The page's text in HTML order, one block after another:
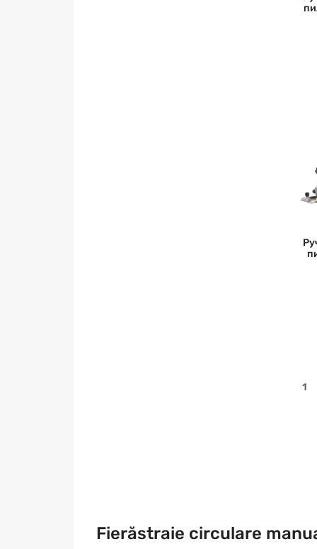
1
Fierăstraie circulare